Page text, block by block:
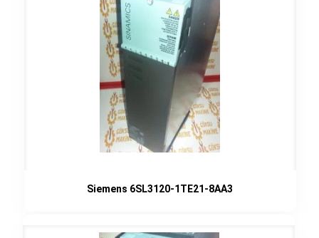
Siemens 6SL3120-1TE21-8AA3